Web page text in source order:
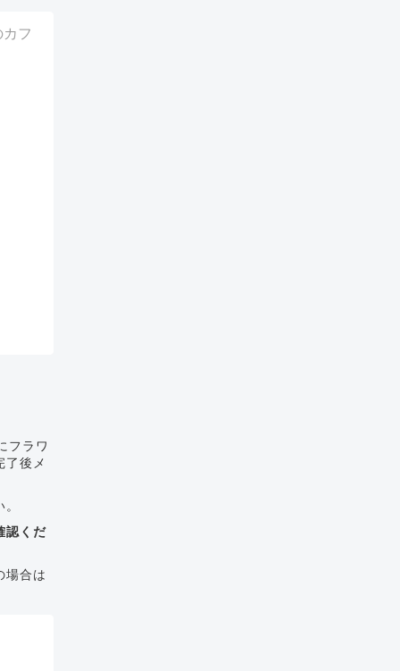
フラワ
了後メ
認くだ
場合は